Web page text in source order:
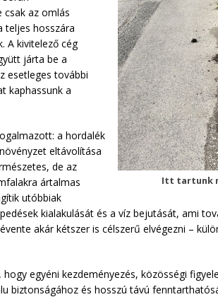
Itt tartunk
csak az omlás
teljes hosszára
A kivitelező cég
járta be a
esetleges további
kaphassunk a
a hordalék
eltávolítása
de az
ártalmas
utóbbiak
kialakulását és a víz bejutását, ami
akár kétszer is célszerű elvégezni –
egyéni kezdeményezés, közösségi
biztonságához és hosszú távú